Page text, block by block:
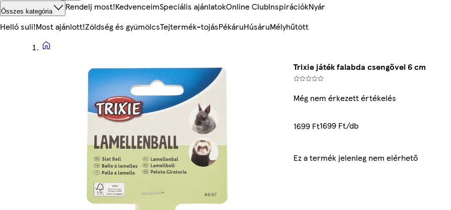
Összes kategória Rendelj most!KedvenceimSpeciális ajánlatokOnline ClubInspirációkNyár
Helló suli!Most ajánlott!Zöldség és gyümölcsTejtermék-tojásPékáruHúsáruMélyhűtött
Trixie játék falabda csengővel 6 cm
Még nem érkezett értékelés
1699 Ft1699 Ft/db
Ez a termék jelenleg nem elérhető